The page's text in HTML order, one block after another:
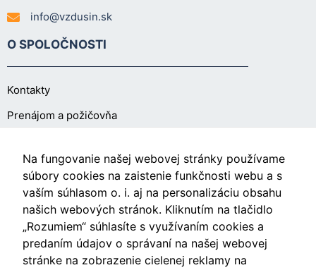
info@vzdusin.sk
O SPOLOČNOSTI
Kontakty
Prenájom a požičovňa
O NÁKUPE
Obchodné podmienky
Ochrana osobných údajov
Nastavenia cookies
Na fungovanie našej webovej stránky používame
súbory cookies na zaistenie funkčnosti webu a s
vaším súhlasom o. i. aj na personalizáciu obsahu
našich webových stránok. Kliknutím na tlačidlo
„Rozumiem“ súhlasíte s využívaním cookies a
predaním údajov o správaní na našej webovej
stránke na zobrazenie cielenej reklamy na